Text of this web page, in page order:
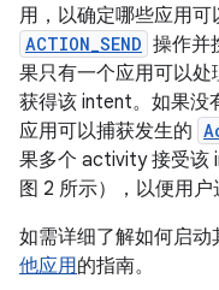
用，以确定哪些应用
ACTION_SEND 操作并
果只有一个应用可以
获得该 intent。如果没
应用可以捕获发生的
果多个 activity 接受该
图 2 所示），以便用户
如需详细了解如何启
他应用的指南。